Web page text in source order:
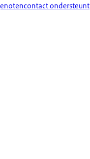
ondersteunt